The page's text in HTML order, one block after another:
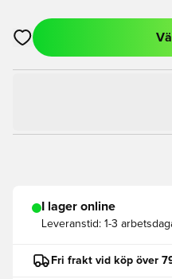
Öppnar en Modal för att
I lager online
Leveranstid: 1-3
Fri frakt vid köp över